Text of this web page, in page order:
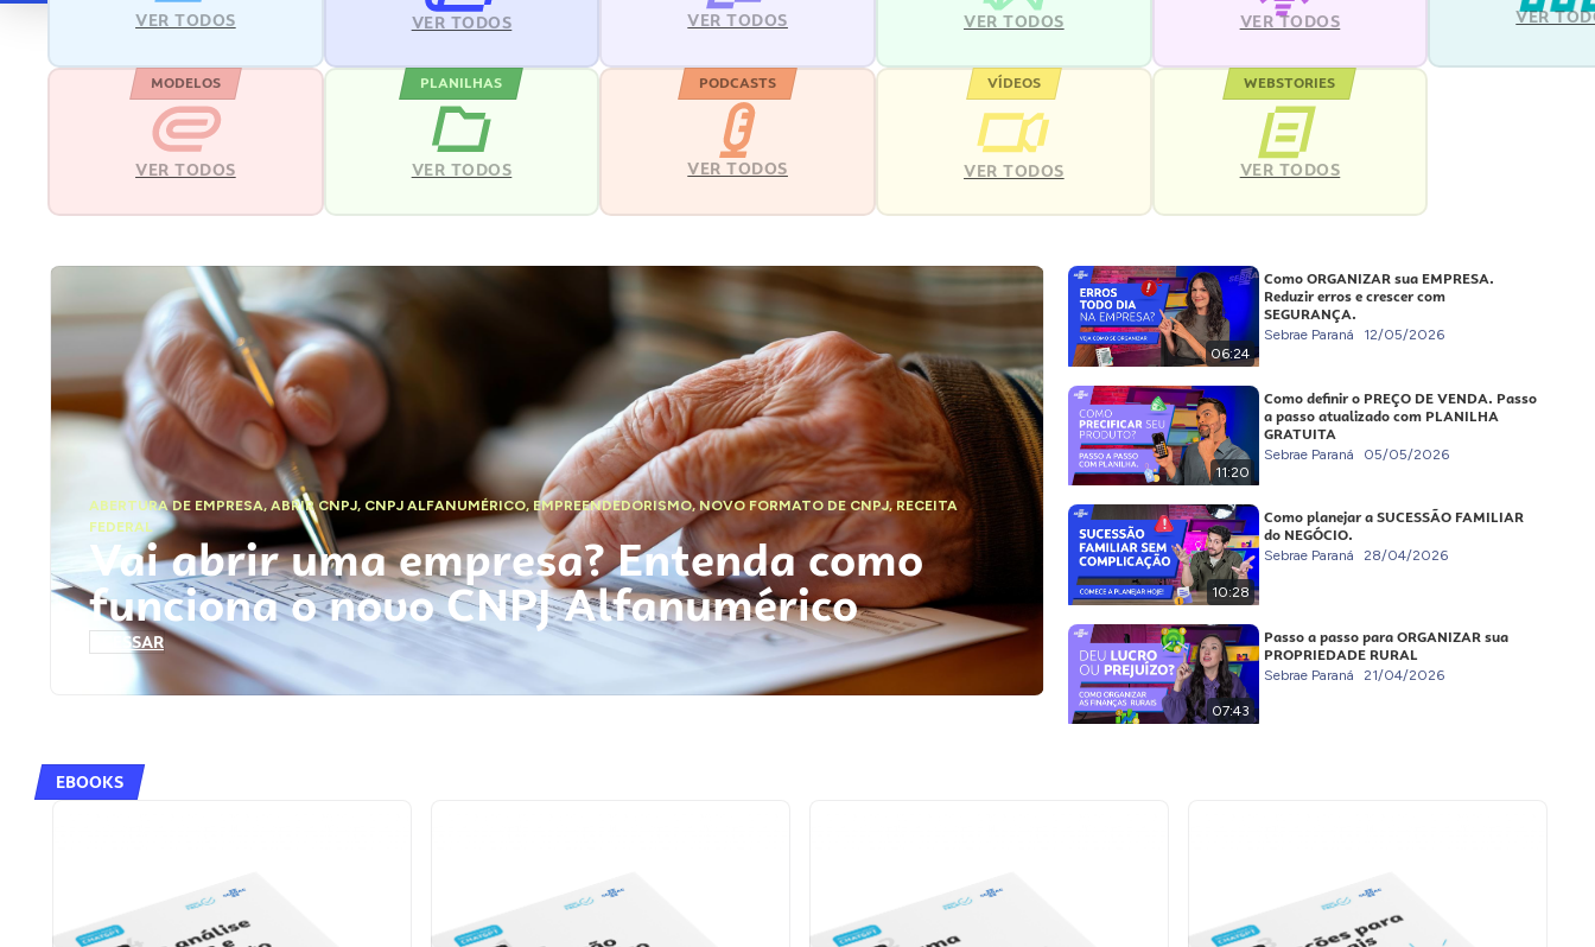
VER TODOS VER TODOS VER TODOS VER TODOS VER TODOS VER
MODELOS
VER TODOS
PLANILHAS
VER TODOS
PODCASTS
VER TODOS
VÍDEOS
VER TODOS
WEBSTORIES
VER TODOS
ABERTURA DE EMPRESA,ABRIR CNPJ, CNPJ ALFANUMÉRICO, EMPREENDEDORISMO,NOVO FORMATO DE CNPJ,RECEITA
FEDERAL
Vai abrir uma empresa? Entenda como
funciona o novo CNPJ Alfanumérico
ACESSAR
06:24
Como ORGANIZAR sua EMPRESA.
Reduzir erros e crescer com
SEGURANÇA.
Sebrae Paraná 12/05/2026
11:20
Como definir o PREÇO DE VENDA. Passo
a passo atualizado com PLANILHA
GRATUITA
Sebrae Paraná 05/05/2026
10:28
Como planejar a SUCESSÃO FAMILIAR
do NEGÓCIO.
Sebrae Paraná 28/04/2026
07:43
Passo a passo para ORGANIZAR sua
PROPRIEDADE RURAL
Sebrae Paraná 21/04/2026
EBOOKS